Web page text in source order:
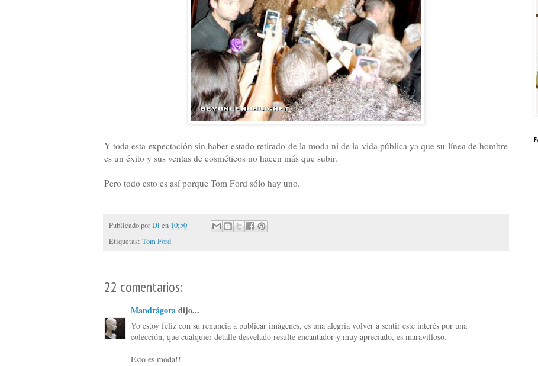
Y toda esta expectación sin haber estado retirado de la moda ni de la vida pública ya que su línea de hombre
es un éxito y sus ventas de cosméticos no hacen más que subir.
Pero todo esto es así porque Tom Ford sólo hay uno.
Publicado porDi en 10:50
Etiquetas: Tom Ford
22 comentarios:
Mandrágoradijo...
Yo estoy feliz con su renuncia a publicar imágenes, es una alegría volver a sentir este interés por una
colección, que cualquier detalle desvelado resulte encantador y muy apreciado, es maravilloso.
Esto es moda!!